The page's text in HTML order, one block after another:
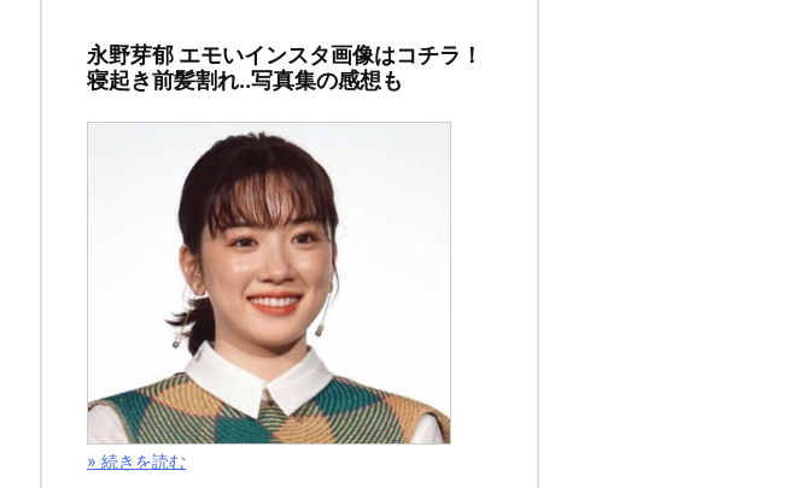
う
も、
こ
永野芽郁 エモいインスタ画像はコチラ！
寝起き前髪割れ..写真集の感想も
» 続きを読む